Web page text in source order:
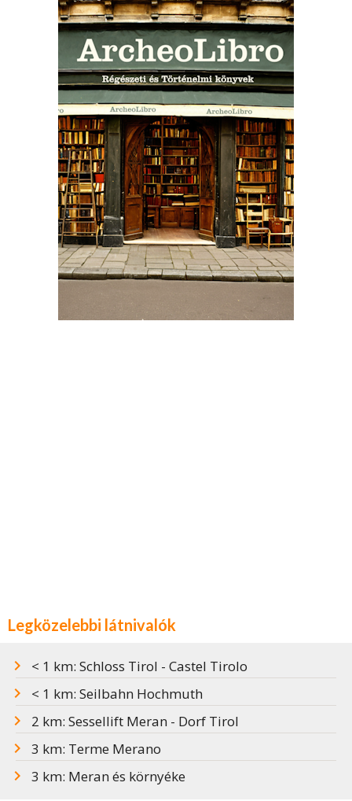
Legközelebbi látnivalók
< 1 km: Schloss Tirol - Castel Tirolo
< 1 km: Seilbahn Hochmuth
2 km: Sessellift Meran - Dorf Tirol
3 km: Terme Merano
3 km: Meran és környéke